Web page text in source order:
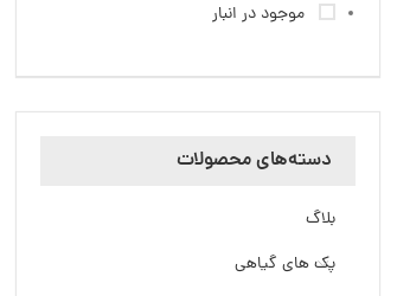
موجود در انبار
دسته‌های محصولات
بلاگ
پک های گیاهی